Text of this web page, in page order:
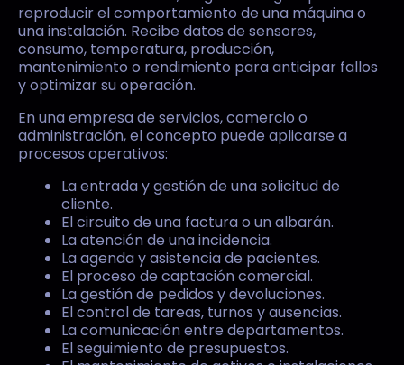
reproducir el comportamiento de una máquina o
una instalación. Recibe datos de sensores,
consumo, temperatura, producción,
mantenimiento o rendimiento para anticipar fallos
y optimizar su operación.
En una empresa de servicios, comercio o
administración, el concepto puede aplicarse a
procesos operativos:
La entrada y gestión de una solicitud de
cliente.
El circuito de una factura o un albarán.
La atención de una incidencia.
La agenda y asistencia de pacientes.
El proceso de captación comercial.
La gestión de pedidos y devoluciones.
El control de tareas, turnos y ausencias.
La comunicación entre departamentos.
El seguimiento de presupuestos.